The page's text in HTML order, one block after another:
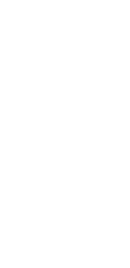
karcie